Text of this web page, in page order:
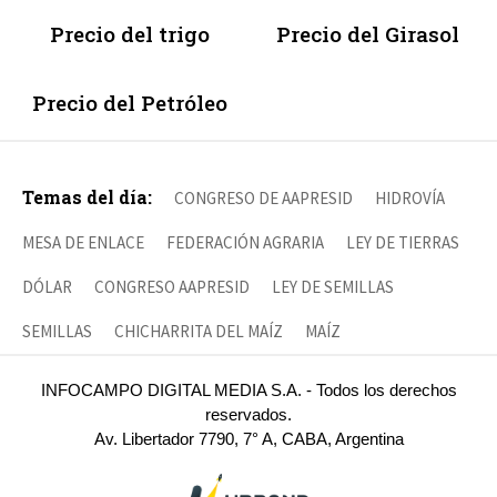
Precio del trigo Precio del Girasol
Precio del Petróleo
Temas del día: CONGRESO DE AAPRESID HIDROVÍA
MESA DE ENLACE FEDERACIÓN AGRARIA LEY DE TIERRAS
DÓLAR CONGRESO AAPRESID LEY DE SEMILLAS
SEMILLAS CHICHARRITA DEL MAÍZ MAÍZ
INFOCAMPO DIGITAL MEDIA S.A. - Todos los derechos
reservados.
Av. Libertador 7790, 7° A, CABA, Argentina